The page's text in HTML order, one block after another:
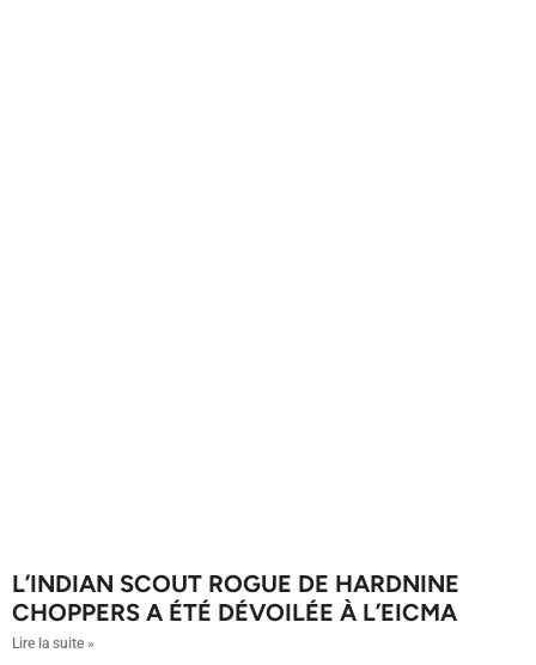
L’INDIAN SCOUT ROGUE DE HARDNINE
CHOPPERS A ÉTÉ DÉVOILÉE À L’EICMA
Lire la suite »